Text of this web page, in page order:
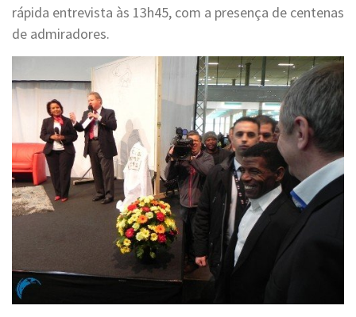
rápida entrevista às 13h45, com a presença de centenas
de admiradores.